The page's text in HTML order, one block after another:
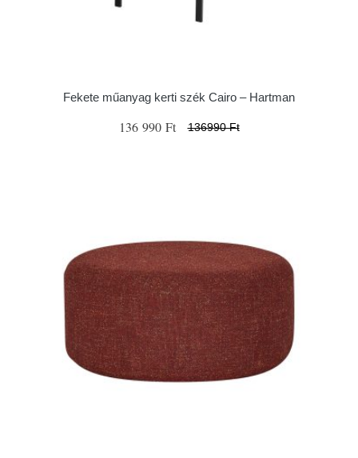
Fekete műanyag kerti szék Cairo – Hartman
136 990 Ft 136990 Ft